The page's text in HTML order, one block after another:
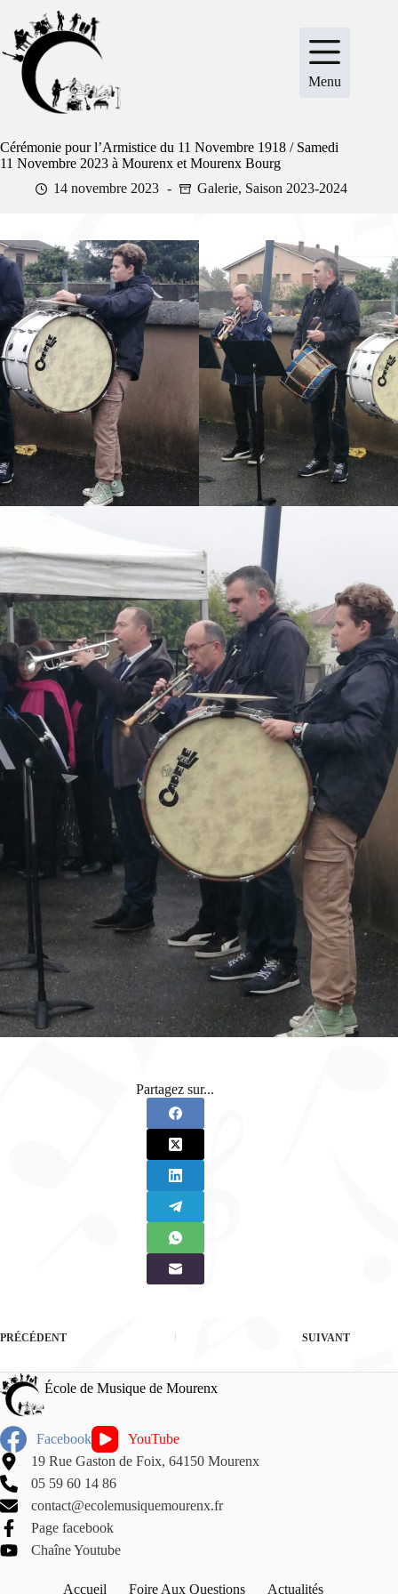
contenu
Menu
Cérémonie pour l’Armistice du 11 Novembre 1918 / Samedi
11 Novembre 2023 à Mourenx et Mourenx Bourg
14 novembre 2023
Galerie, Saison 2023-2024
Partagez sur...
PRÉCÉDENT SUIVANT
École de Musique de Mourenx
Facebook
YouTube
19 Rue Gaston de Foix, 64150 Mourenx
05 59 60 14 86
contact@ecolemusiquemourenx.fr
Page facebook
Chaîne Youtube
Accueil Foire Aux Questions Actualités